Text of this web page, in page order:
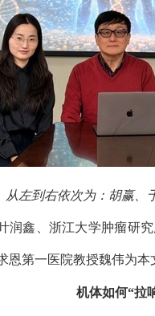
从左到右依次为：胡赢、
润鑫、浙江大学肿瘤研
第一医院教授魏伟为本
机体如何“拉